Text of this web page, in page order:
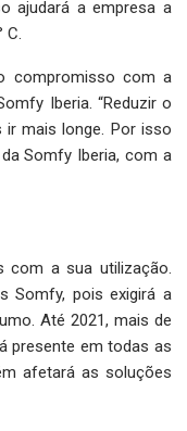
ajudará a empresa a
C.
compromisso com a
Iberia. “Reduzir o
mais longe. Por isso
Somfy Iberia, com a
com a sua utilização.
Somfy, pois exigirá a
Até 2021, mais de
presente em todas as
afetará as soluções